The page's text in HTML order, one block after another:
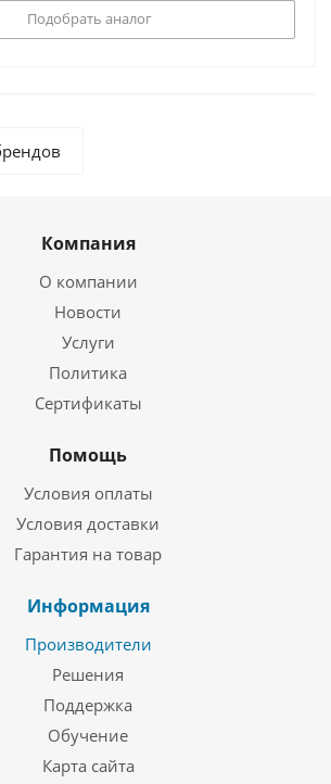
Подобрать аналог
Компания
О компании
Новости
Услуги
Политика
Сертификаты
Помощь
Условия оплаты
Условия доставки
Гарантия на товар
Информация
Производители
Решения
Поддержка
Обучение
Карта сайта